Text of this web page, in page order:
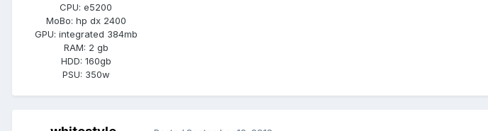
CPU: e5200
MoBo: hp dx 2400
GPU: integrated 384mb
RAM: 2 gb
HDD: 160gb
PSU: 350w